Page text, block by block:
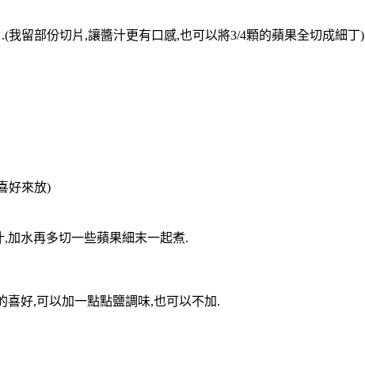
我留部份切片,讓醬汁更有口感,也可以將3/4顆的蘋果全切成細丁)
好來放)
加水再多切一些蘋果細末一起煮.
好,可以加一點點鹽調味,也可以不加.